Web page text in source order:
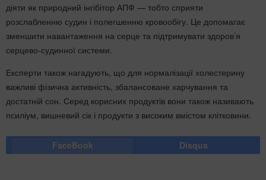
діяти як природний інгібітор АПФ — тобто сприяти
розслабленню судин і полегшенню кровообігу. Це допомагає
зменшити навантаження на серце та підтримувати здоров’я
серцево-судинної системи.
Експерти також нагадують, що для нормалізації холестерину
важливі фізична активність, збалансоване харчування та
достатній сон. Серед корисних продуктів вони також називають
псиліум, вишневий сік і продукти з високим вмістом клітковини.
FaceBook Disqus